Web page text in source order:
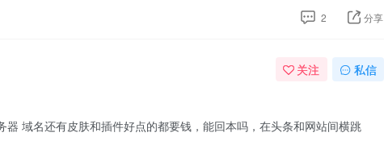
2 分享
关注 私信
器 域名还有皮肤和插件好点的都要钱，能回本吗，在头条和网站间横跳